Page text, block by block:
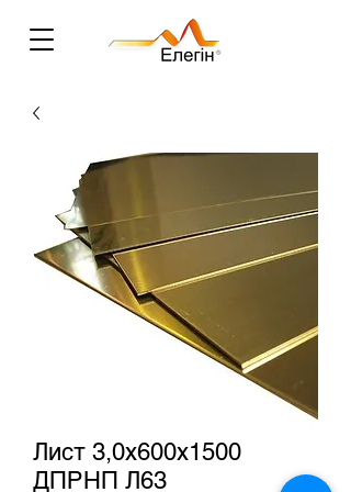
Лист 3,0х600х1500
ДПРНП Л63